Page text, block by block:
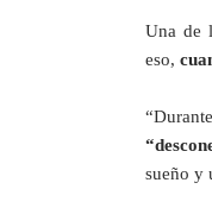
Una de
eso,
sueño y